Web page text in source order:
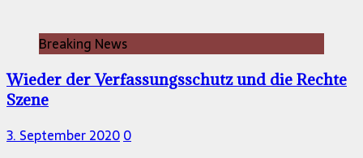
Breaking News
Wieder der Verfassungsschutz und die Rechte
Szene
3. September 20200